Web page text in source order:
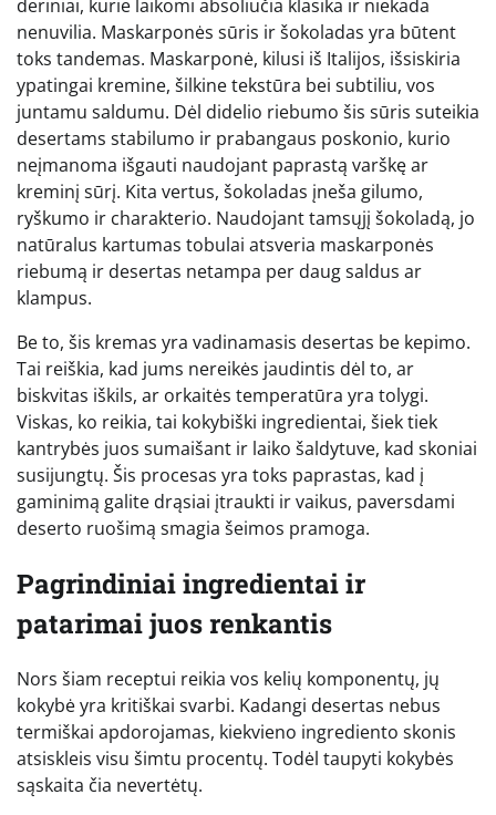
deriniai, kurie laikomi absoliučia klasika ir niekada
nenuvilia. Maskarponės sūris ir šokoladas yra būtent
toks tandemas. Maskarponė, kilusi iš Italijos, išsiskiria
ypatingai kremine, šilkine tekstūra bei subtiliu, vos
juntamu saldumu. Dėl didelio riebumo šis sūris suteikia
desertams stabilumo ir prabangaus poskonio, kurio
neįmanoma išgauti naudojant paprastą varškę ar
kreminį sūrį. Kita vertus, šokoladas įneša gilumo,
ryškumo ir charakterio. Naudojant tamsųjį šokoladą, jo
natūralus kartumas tobulai atsveria maskarponės
riebumą ir desertas netampa per daug saldus ar
klampus.
Be to, šis kremas yra vadinamasis desertas be kepimo.
Tai reiškia, kad jums nereikės jaudintis dėl to, ar
biskvitas iškils, ar orkaitės temperatūra yra tolygi.
Viskas, ko reikia, tai kokybiški ingredientai, šiek tiek
kantrybės juos sumaišant ir laiko šaldytuve, kad skoniai
susijungtų. Šis procesas yra toks paprastas, kad į
gaminimą galite drąsiai įtraukti ir vaikus, paversdami
deserto ruošimą smagia šeimos pramoga.
Pagrindiniai ingredientai ir
patarimai juos renkantis
Nors šiam receptui reikia vos kelių komponentų, jų
kokybė yra kritiškai svarbi. Kadangi desertas nebus
termiškai apdorojamas, kiekvieno ingrediento skonis
atsiskleis visu šimtu procentų. Todėl taupyti kokybės
sąskaita čia nevertėtų.